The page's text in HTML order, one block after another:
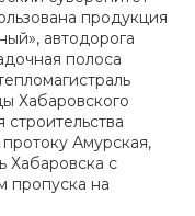
продукция
автодорога
полоса
Хабаровского
Амурская,
Хабаровска с
пропуска на